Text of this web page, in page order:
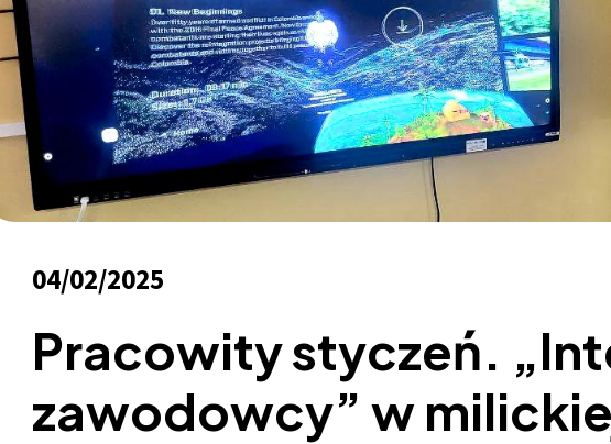
04/02/2025
Pracowity styczeń.
zawodowcy” w